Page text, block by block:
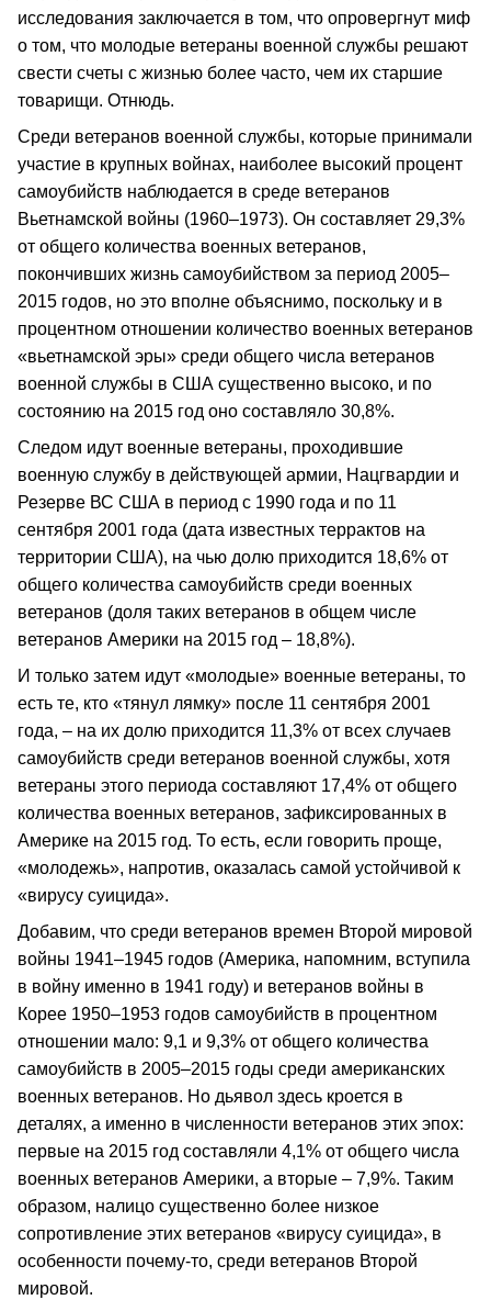
исследования заключается в том, что опровергнут миф
о том, что молодые ветераны военной службы решают
свести счеты с жизнью более часто, чем их старшие
товарищи. Отнюдь.
Среди ветеранов военной службы, которые принимали
участие в крупных войнах, наиболее высокий процент
самоубийств наблюдается в среде ветеранов
Вьетнамской войны (1960–1973). Он составляет 29,3%
от общего количества военных ветеранов,
покончивших жизнь самоубийством за период 2005–
2015 годов, но это вполне объяснимо, поскольку и в
процентном отношении количество военных ветеранов
«вьетнамской эры» среди общего числа ветеранов
военной службы в США существенно высоко, и по
состоянию на 2015 год оно составляло 30,8%.
Следом идут военные ветераны, проходившие
военную службу в действующей армии, Нацгвардии и
Резерве ВС США в период с 1990 года и по 11
сентября 2001 года (дата известных террактов на
территории США), на чью долю приходится 18,6% от
общего количества самоубийств среди военных
ветеранов (доля таких ветеранов в общем числе
ветеранов Америки на 2015 год – 18,8%).
И только затем идут «молодые» военные ветераны, то
есть те, кто «тянул лямку» после 11 сентября 2001
года, – на их долю приходится 11,3% от всех случаев
самоубийств среди ветеранов военной службы, хотя
ветераны этого периода составляют 17,4% от общего
количества военных ветеранов, зафиксированных в
Америке на 2015 год. То есть, если говорить проще,
«молодежь», напротив, оказалась самой устойчивой к
«вирусу суицида».
Добавим, что среди ветеранов времен Второй мировой
войны 1941–1945 годов (Америка, напомним, вступила
в войну именно в 1941 году) и ветеранов войны в
Корее 1950–1953 годов самоубийств в процентном
отношении мало: 9,1 и 9,3% от общего количества
самоубийств в 2005–2015 годы среди американских
военных ветеранов. Но дьявол здесь кроется в
деталях, а именно в численности ветеранов этих эпох:
первые на 2015 год составляли 4,1% от общего числа
военных ветеранов Америки, а вторые – 7,9%. Таким
образом, налицо существенно более низкое
сопротивление этих ветеранов «вирусу суицида», в
особенности почему-то, среди ветеранов Второй
мировой.